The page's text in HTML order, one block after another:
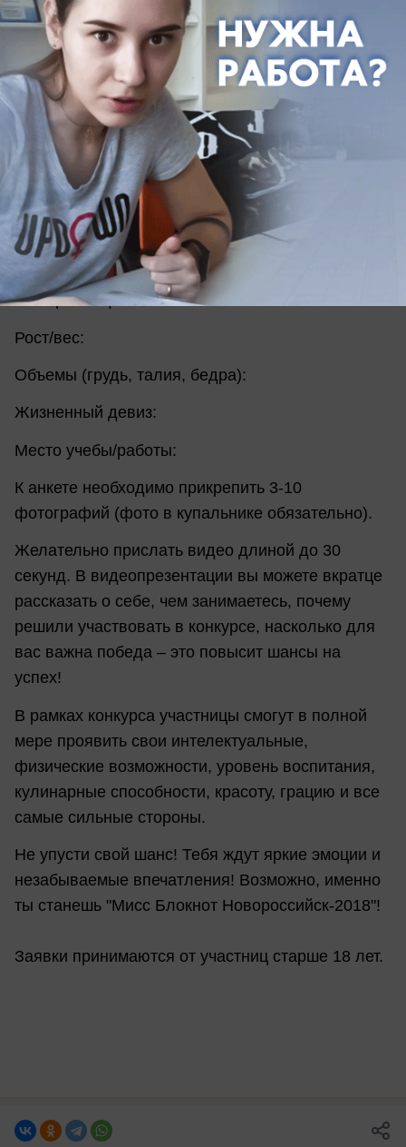
от турагентства "Европа Тур".
Чтобы принять участие в конкурсе, необходимо
заполнить анкету и отправить на
почту: blnvrsk@gmail.comили в Whatsapp – 8-
988-31-01-800. В теме письма укажите «Мисс
Блокнот Новороссийск-2018».
АНКЕТА:
ФИО:
Дата рождения:
Номер телефона:
Рост/вес:
Объемы (грудь, талия, бедра):
Жизненный девиз:
Место учебы/работы:
К анкете необходимо прикрепить 3-10
фотографий (фото в купальнике обязательно).
Желательно прислать видео длиной до 30
секунд. В видеопрезентации вы можете вкратце
рассказать о себе, чем занимаетесь, почему
решили участвовать в конкурсе, насколько для
вас важна победа – это повысит шансы на
успех!
В рамках конкурса участницы смогут в полной
мере проявить свои интелектуальные,
физические возможности, уровень воспитания,
кулинарные способности, красоту, грацию и все
самые сильные стороны.
Не упусти свой шанс! Тебя ждут яркие эмоции и
незабываемые впечатления! Возможно, именно
ты станешь "Мисс Блокнот Новороссийск-2018"!
Заявки принимаются от участниц старше 18 лет.